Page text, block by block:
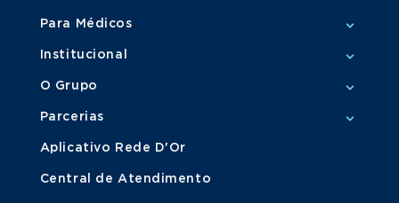
Para Médicos
Institucional
O Grupo
Parcerias
Aplicativo Rede D'Or
Central de Atendimento